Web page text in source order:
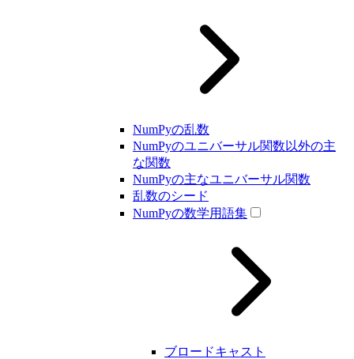
NumPyの乱数
NumPyのユニバーサル関数以外の主
な関数
NumPyの主なユニバーサル関数
乱数のシード
NumPyの数学用語集
ブロードキャスト